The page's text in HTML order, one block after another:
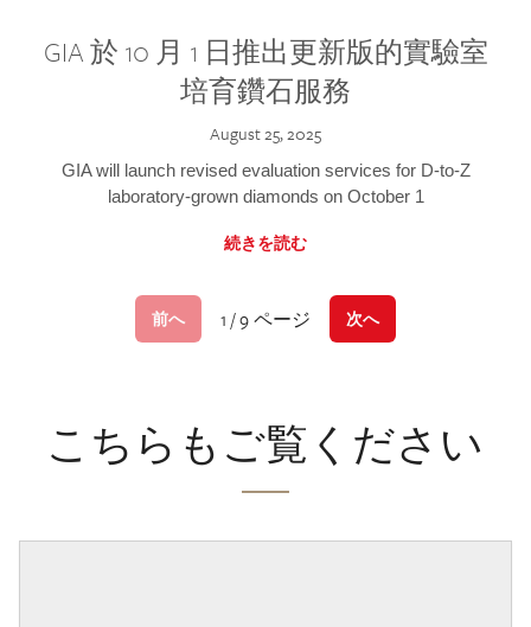
GIA 於 10 月 1 日推出更新版的實驗室
培育鑽石服務
August 25, 2025
GIA will launch revised evaluation services for D-to-Z
laboratory-grown diamonds on October 1
続きを読む
前へ 1 / 9 ページ 次へ
こちらもご覧ください